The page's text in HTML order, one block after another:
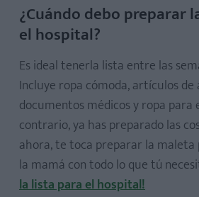
¿Cuándo debo preparar
el hospital?
Es ideal tenerla lista entre las
Incluye ropa cómoda, artículos de
documentos médicos y ropa para
contrario, ya has preparado las
ahora, te toca preparar la maleta
la mamá con todo lo que tú
la lista para el hospital!